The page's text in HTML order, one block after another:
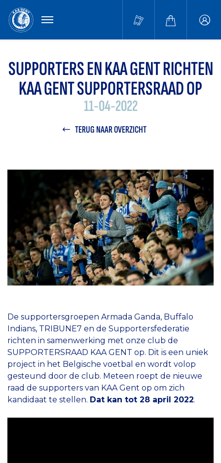
MENU
SUPPORTERS EN KAA GENT RICHTEN
KAA GENT SUPPORTERSRAAD OP
11-04-2022
TERUG NAAR OVERZICHT
De supportersgroepen Armada Ganda, Buffalo
Indians, TRIBUNE7 en de Supportersfederatie
richten in samenwerking met onze club de
SUPPORTERSRAAD KAA GENT op. Dit is een uniek
project in het Belgische voetbal en wordt volop
gesteund door de club. Meteen roept de nieuwe
raad de supporters van KAA Gent op om zich
kandidaat te stellen. Dat kan tot 28 april 2022.